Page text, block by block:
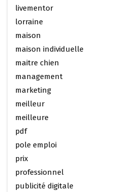
livementor
lorraine
maison
maison individuelle
maitre chien
management
marketing
meilleur
meilleure
pdf
pole emploi
prix
professionnel
publicité digitale